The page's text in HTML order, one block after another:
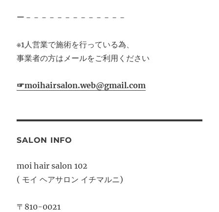
ー－－－－－－－－－－－－－
※1人営業で施術を行っている為、
事業者の方はメールをご利用ください
☞moihairsalon.web@gmail.com
SALON INFO
moi hair salon 102
( モイ ヘアサロン イチマルニ)
〒810-0021